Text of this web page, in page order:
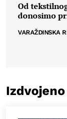
Od
donosimo
VARAŽDINSKA
Izdvojeno